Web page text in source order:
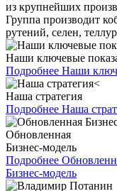
из крупнейших
Группа производит
рутений, селен,
Наши ключевые
Подробнее Наши
Наша стратегия
Подробнее Наша
Обновленная
Бизнес-модель
Подробнее
Бизнес-модель